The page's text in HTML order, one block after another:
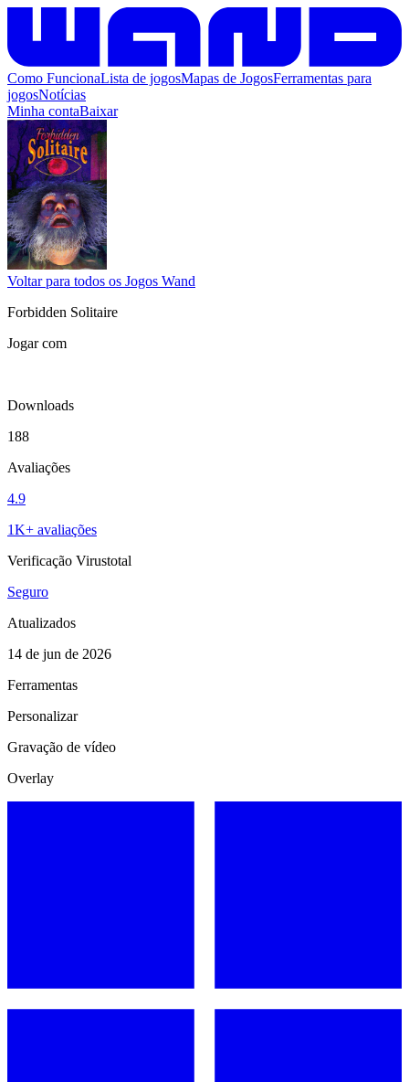
Como FuncionaLista de jogosMapas de JogosFerramentas para
jogosNotícias
Minha contaBaixar
Voltar para todos os Jogos Wand
Forbidden Solitaire
Jogar com
Downloads
188
Avaliações
4.9
1K+ avaliações
Verificação Virustotal
Seguro
Atualizados
14 de jun de 2026
Ferramentas
Personalizar
Gravação de vídeo
Overlay